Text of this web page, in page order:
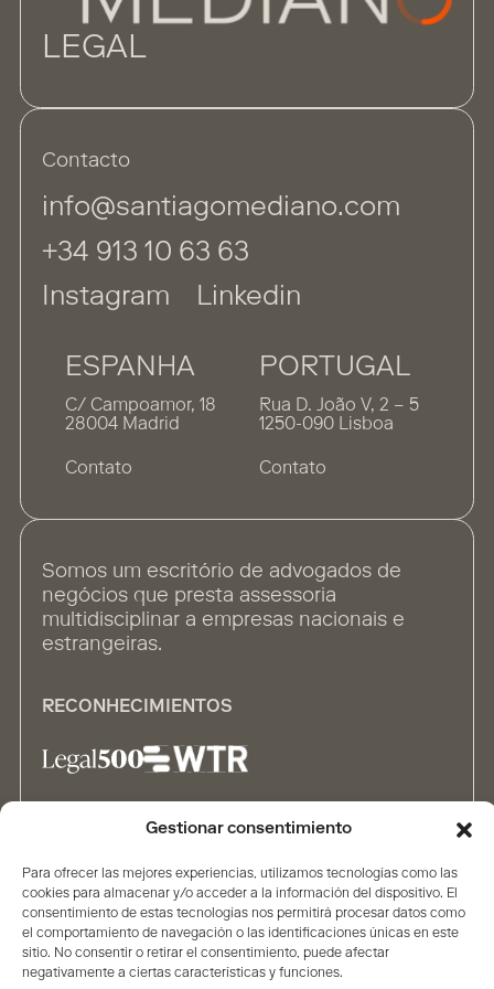
Gestionar consentimiento
Para ofrecer las mejores experiencias, utilizamos tecnologías como las
cookies para almacenar y/o acceder a la información del dispositivo. El
consentimiento de estas tecnologías nos permitirá procesar datos como
el comportamiento de navegación o las identificaciones únicas en este
sitio. No consentir o retirar el consentimiento, puede afectar
negativamente a ciertas características y funciones.
Contacto
info@santiagomediano.com
+34 913 10 63 63
Instagram
Linkedin
ESPANHA
C/ Campoamor, 18
28004 Madrid
Contato
PORTUGAL
Rua D. João V, 2 – 5
1250-090 Lisboa
Contato
LEGAL
Somos um escritório de advogados de
negócios que presta assessoria
multidisciplinar a empresas nacionais e
estrangeiras.
RECONHECIMIENTOS